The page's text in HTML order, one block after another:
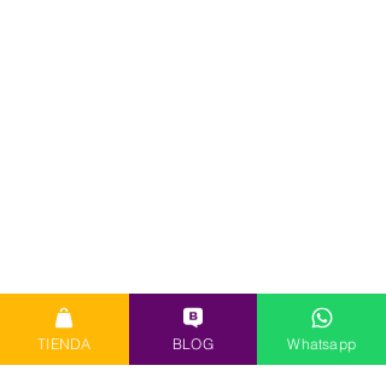
TIENDA BLOG Whatsapp